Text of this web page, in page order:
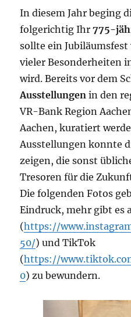
In diesem Jahr beging
folgerichtig Ihr775-
sollte ein
vieler Besonderheiten
wird. Bereits vor dem
Ausstellungen in den
VR-Bank Region
Aachen, kuratiert
Ausstellungen konnte
zeigen, die sonst
Tresoren für die
Die folgenden Fotos
Eindruck, mehr gibt es
(https://
50/) und TikTok
(https://
0) zu bewundern.